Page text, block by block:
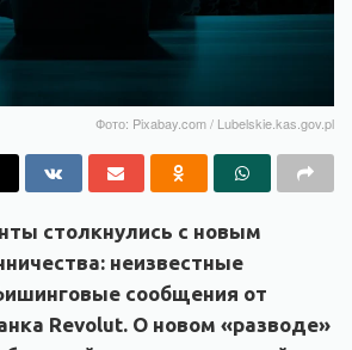
Фото: Pixabay.com / Lubelskie.kas.gov.pl
столкнулись с новым
неизвестные
сообщения от
Revolut. О новом «разводе»